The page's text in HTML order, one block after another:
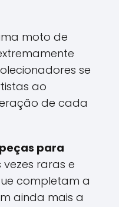
moto de
se
ao
de cada
peças para
vezes raras e
completam a
ainda mais a